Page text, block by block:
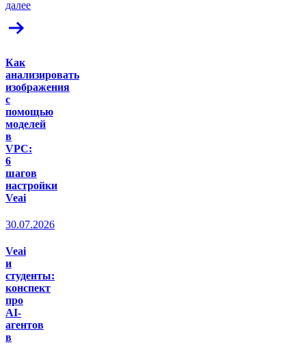
далее
Как
анализировать
изображения
с
помощью
моделей
в
VPC:
6
шагов
настройки
Veai
30.07.2026
Veai
и
студенты:
конспект
про
AI-
агентов
в